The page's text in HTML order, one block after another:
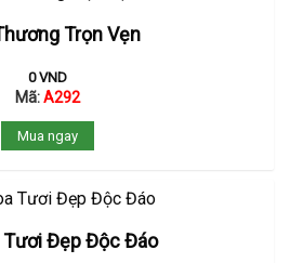
Trọn Vẹn
0VND
Mã:A292
Mua ngay
Tươi Đẹp Độc Đáo